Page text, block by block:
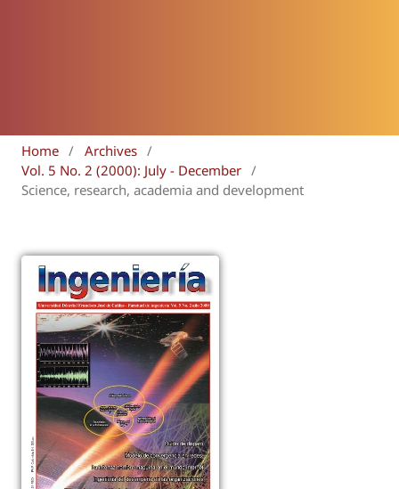
Home / Archives /
Vol. 5 No. 2 (2000): July - December /
Science, research, academia and development